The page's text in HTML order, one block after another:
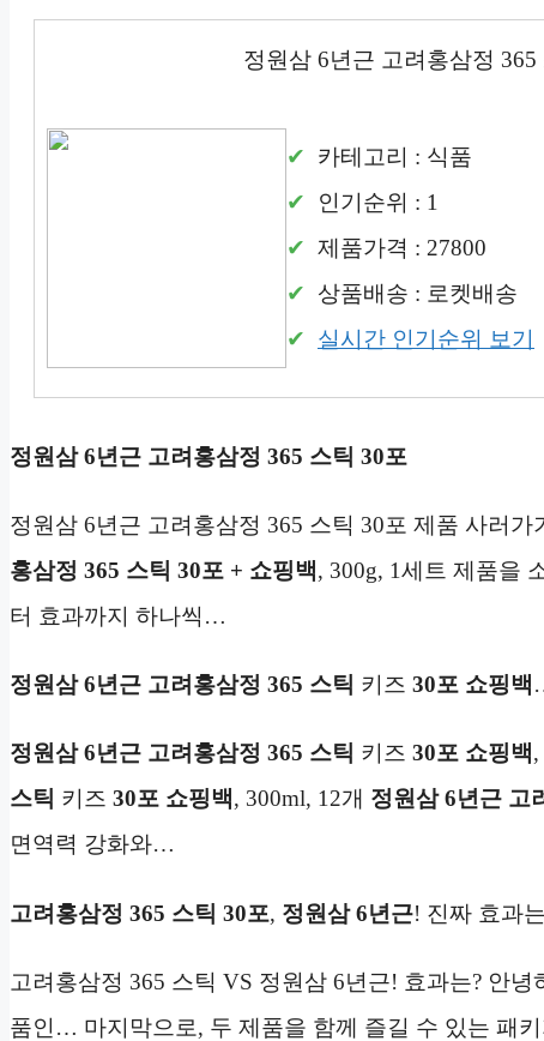
정원삼 6년근 고려홍삼정
카테고리 : 식품
인기순위 : 1
제품가격 : 27800
상품배송 : 로켓배송
실시간 인기순위 보기
정원삼 6년근 고려홍삼정 365 스틱 30포
정원삼 6년근 고려홍삼정 365 스틱 30포 제품 사러
홍삼정 365 스틱 30포 + 쇼핑백, 300g, 1세트 제품을
터 효과까지 하나씩…
정원삼 6년근 고려홍삼정 365 스틱 키즈 30포 쇼핑백
정원삼 6년근 고려홍삼정 365 스틱 키즈 30포 쇼핑백
스틱 키즈 30포 쇼핑백, 300ml, 12개 정원삼 6년근 고
면역력 강화와…
고려홍삼정 365 스틱 30포, 정원삼 6년근! 진짜 효과
고려홍삼정 365 스틱 VS 정원삼 6년근! 효과는? 안
품인… 마지막으로, 두 제품을 함께 즐길 수 있는 패키